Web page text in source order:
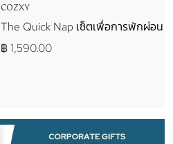
COZXY
The Quick Nap เซ็ตเพื่อการพักผ่อน
฿ 1,590.00